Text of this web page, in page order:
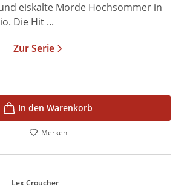
eiskalte Morde Hochsommer in
Die Hit ...
Zur Serie
In den Warenkorb
Merken
Lex Croucher